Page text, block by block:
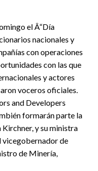
el Â“Día
nacionales y
con operaciones
con las que
y actores
voceros oficiales.
and Developers
formarán parte la
y su ministra
vicegobernador de
de Minería,